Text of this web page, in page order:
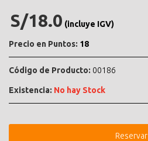
S/18.0 (incluye IGV)
Precio en Puntos: 18
Código de Producto: 00186
Existencia: No hay Stock
Reservar